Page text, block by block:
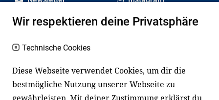
Facebook LinkedIn
Es fängt mitLesenan
Wir respektieren deine Privatsphäre
Technische Cookies
Diese Webseite verwendet Cookies, um dir die
bestmögliche Nutzung unserer Webseite zu